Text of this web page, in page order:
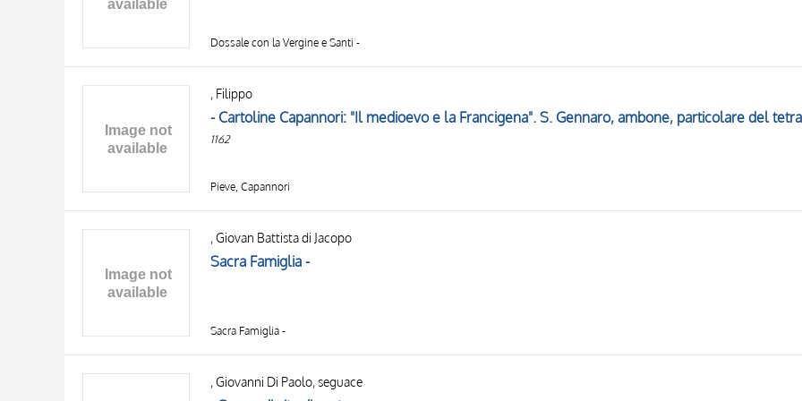
Dossale con la Vergine e Santi -
, Filippo
1162
Pieve, Capannori
, Giovan Battista di Jacopo
Sacra Famiglia -
Sacra Famiglia -
, Giovanni Di Paolo, seguace